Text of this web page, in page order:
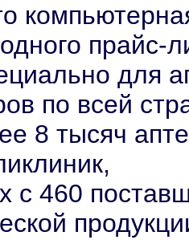
прайс-
для
по всей
8 тысяч
с 460